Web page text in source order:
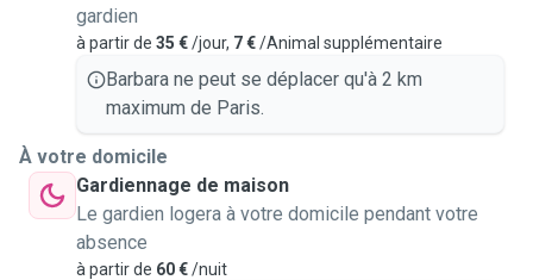
gardien
à partir de 35 €/jour, 7 €/Animal supplémentaire
Barbara ne peut se déplacer qu'à 2 km
maximum de Paris.
À votre domicile
Gardiennage de maison
Le gardien logera à votre domicile pendant votre
absence
à partir de 60 €/nuit